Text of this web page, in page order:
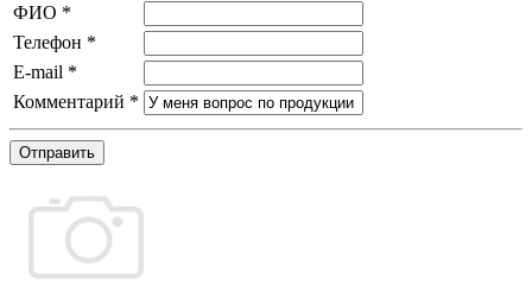
ФИО *
Телефон *
E-mail *
Комментарий *
Отправить